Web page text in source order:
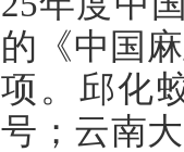
的《中国
项。邱化
号；云南